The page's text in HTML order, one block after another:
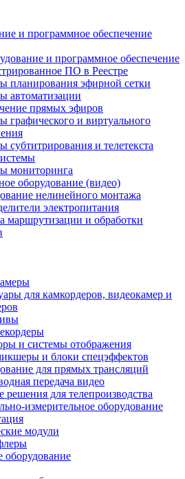
и программное обеспечение
и программное обеспечение
ПО в Реестре
планирования эфирной сетки
автоматизации
прямых эфиров
графического и виртуального
субтитрирования и телетекста
мониторинга
оборудование (видео)
нелинейного монтажа
электропитания
маршрутизации и обработки
для камкордеров, видеокамер и
и системы отображения
и блоки спецэффектов
для прямых трансляций
передача видео
решения для телепроизводства
измерительное оборудование
модули
оборудование